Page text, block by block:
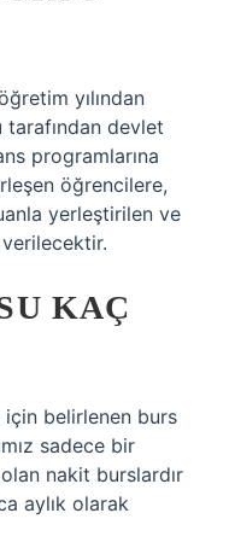
yılından
devlet
programlarına
öğrencilere,
yerleştirilen ve
KAÇ
belirlenen burs
sadece bir
nakit burslardır
aylık olarak